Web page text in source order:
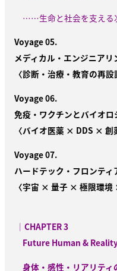
……生命と社会を支える
Voyage 05.
メディカル・エンジニアリ
〈診断・治療・教育の再設
Voyage 06.
免疫・ワクチンとバイオロ
〈バイオ医薬 × DDS × 創
Voyage 07.
ハードテック・フロンティ
〈宇宙 × 量子 × 極限環境
｜ CHAPTER 3
Future Human &
身体・感性・リアリティ